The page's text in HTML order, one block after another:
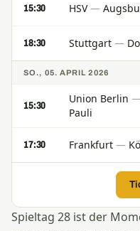
15:30 HSV—
18:30 Stuttgart —
SO., 05. APRIL 2026
15:30
Union Berlin
Pauli
17:30 Frankfurt —
Spieltag 28 ist der